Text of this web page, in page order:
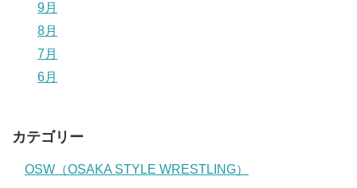
9月
8月
7月
6月
カテゴリー
OSW（OSAKA STYLE WRESTLING）